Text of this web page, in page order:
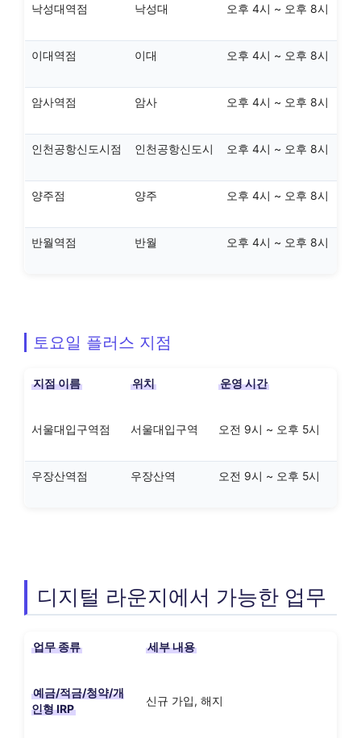
낙성대역점 낙성대 오후 4시 ~ 오후 8시
이대역점 이대 오후 4시 ~ 오후 8시
암사역점 암사 오후 4시 ~ 오후 8시
인천공항신도시점 인천공항신도시 오후 4시 ~ 오후 8시
양주점 양주 오후 4시 ~ 오후 8시
반월역점 반월 오후 4시 ~ 오후 8시
토요일 플러스 지점
지점 이름 위치 운영 시간
서울대입구역점 서울대입구역 오전 9시 ~ 오후 5시
우장산역점 우장산역 오전 9시 ~ 오후 5시
디지털 라운지에서 가능한 업무
업무 종류 세부 내용
예금/적금/청약/개
인형 IRP
신규 가입, 해지